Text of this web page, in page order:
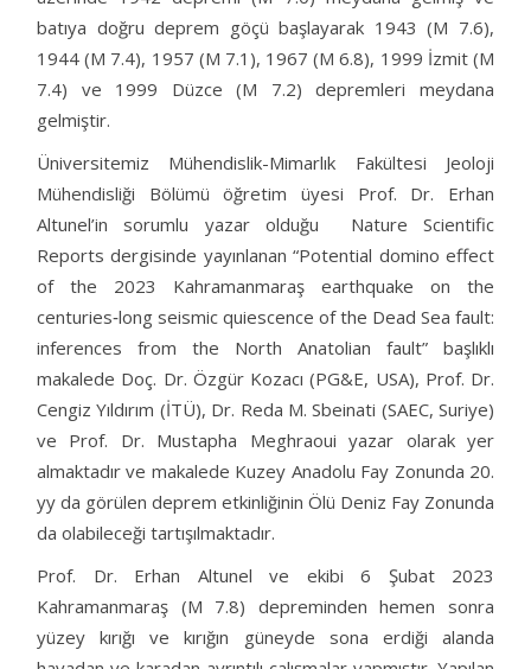
batıya doğru deprem göçü başlayarak 1943 (M 7.6),
1944 (M 7.4), 1957 (M 7.1), 1967 (M 6.8), 1999 İzmit (M
7.4) ve 1999 Düzce (M 7.2) depremleri meydana
gelmiştir.
Üniversitemiz Mühendislik-Mimarlık Fakültesi Jeoloji
Mühendisliği Bölümü öğretim üyesi Prof. Dr. Erhan
Altunel’in sorumlu yazar olduğu Nature Scientific
Reports dergisinde yayınlanan “Potential domino effect
of the 2023 Kahramanmaraş earthquake on the
centuries‐long seismic quiescence of the Dead Sea fault:
inferences from the North Anatolian fault” başlıklı
makalede Doç. Dr. Özgür Kozacı (PG&E, USA), Prof. Dr.
Cengiz Yıldırım (İTÜ), Dr. Reda M. Sbeinati (SAEC, Suriye)
ve Prof. Dr. Mustapha Meghraoui yazar olarak yer
almaktadır ve makalede Kuzey Anadolu Fay Zonunda 20.
yy da görülen deprem etkinliğinin Ölü Deniz Fay Zonunda
da olabileceği tartışılmaktadır.
Prof. Dr. Erhan Altunel ve ekibi 6 Şubat 2023
Kahramanmaraş (M 7.8) depreminden hemen sonra
yüzey kırığı ve kırığın güneyde sona erdiği alanda